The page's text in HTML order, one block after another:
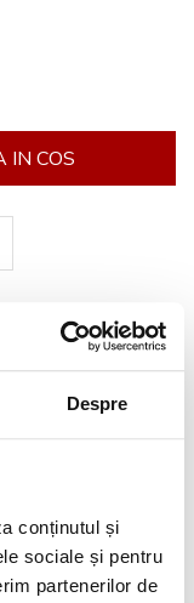
Despre
conținutul și
sociale și pentru
partenerilor de
IN COS